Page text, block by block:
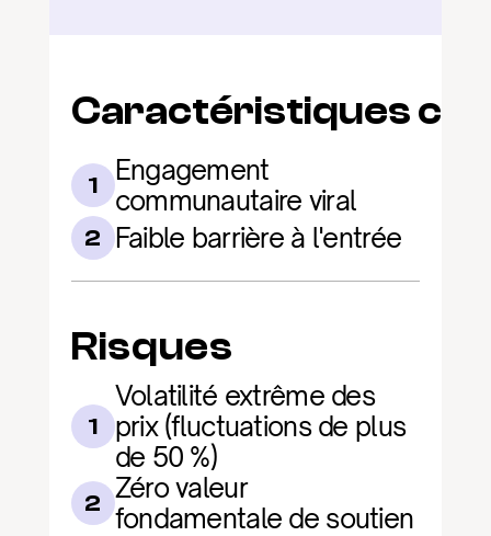
Caractéristiques
1
Engagement
communautaire viral
2 Faible barrière à l'entrée
Risques
1
Volatilité extrême des
prix (fluctuations de plus
de 50 %)
2 Zéro valeur
fondamentale de soutien